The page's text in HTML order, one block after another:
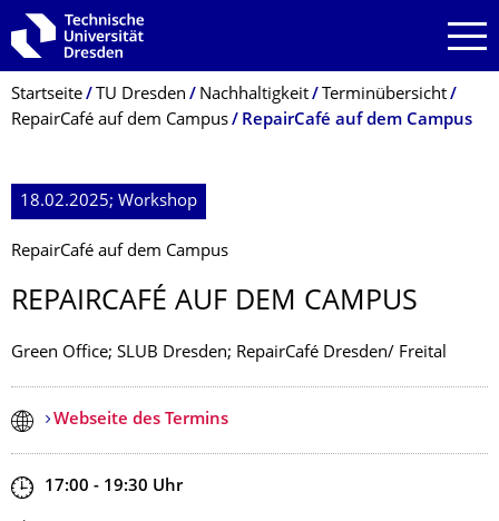
Zur Hauptnavigation springen
Zur Suche springen
Zum Inhalt springen
Breadcrumb-Menü
Startseite TU Dresden Nachhaltigkeit
Terminübersicht
RepairCafé auf dem Campus
RepairCafé auf dem Campus
18.02.2025; Workshop
RepairCafé auf dem Campus
REPAIRCAFÉ AUF DEM CAMPUS
Green Office; SLUB Dresden; RepairCafé Dresden/ Freital
Webseite des Termins
Zeit
17:00 - 19:30 Uhr